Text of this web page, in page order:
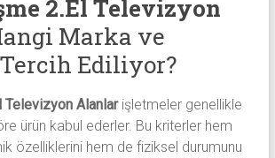
2.El Televizyon
Marka ve
Ediliyor?
Televizyon Alanlarişletmeler genellikle
ürün kabul ederler. Bu kriterler hem
özelliklerini hem de fiziksel durumunu